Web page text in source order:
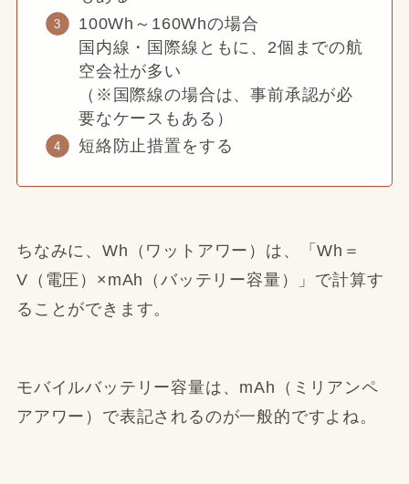
100Wh～160Whの場合
国内線・国際線ともに、2個までの航
空会社が多い
（※国際線の場合は、事前承認が必
要なケースもある）
短絡防止措置をする
ちなみに、Wh（ワットアワー）は、「Wh＝
V（電圧）×mAh（バッテリー容量）」で計算す
ることができます。
モバイルバッテリー容量は、mAh（ミリアンペ
アアワー）で表記されるのが一般的ですよね。